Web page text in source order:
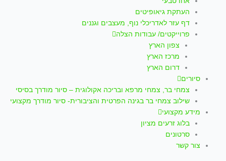
העתקת גיאופיטים
דף עזר לאדריכלי נוף, מעצבים וגננים
פרוייקטים/ עבודות הצלה
צפון הארץ
מרכז הארץ
דרום הארץ
סיורים
צמחי בר, צמחי מרפא ובריכה אקולוגית – סיור מודרך בסיסי
שילוב צמחי בר בגינה הפרטית והציבורית- סיור מודרך מקצועי
מידע מקצועי
בלוג זרעים מציון
סרטונים
צור קשר